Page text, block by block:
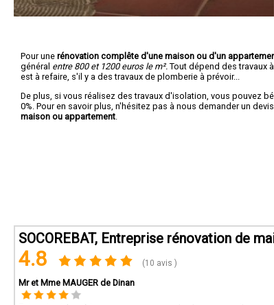
Pour une rénovation complête d'une maison ou d'un
général entre 800 et 1200 euros le m². Tout dépend des travaux
est à refaire, s'il y a des travaux de plomberie à prévoir...
De plus, si vous réalisez des travaux d'isolation, vous pouvez
0%. Pour en savoir plus, n'hésitez pas à nous demander un
maison ou appartement
SOCOREBAT, Entreprise rénovation de
4.8 (10 avis )
Mr et Mme MAUGER de Dinan